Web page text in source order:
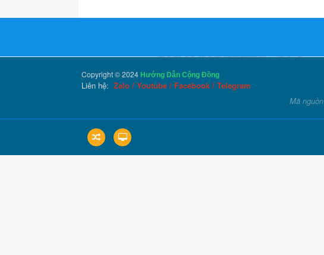
Copyright © 2024 Hướng Dẫn Cộng Đồng
Liên hệ: Zalo / Youtube / Facebook / Telegram
Mã nguồn